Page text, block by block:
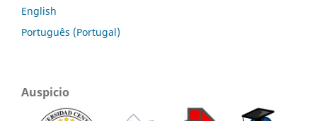
English
Português (Portugal)
Auspicio